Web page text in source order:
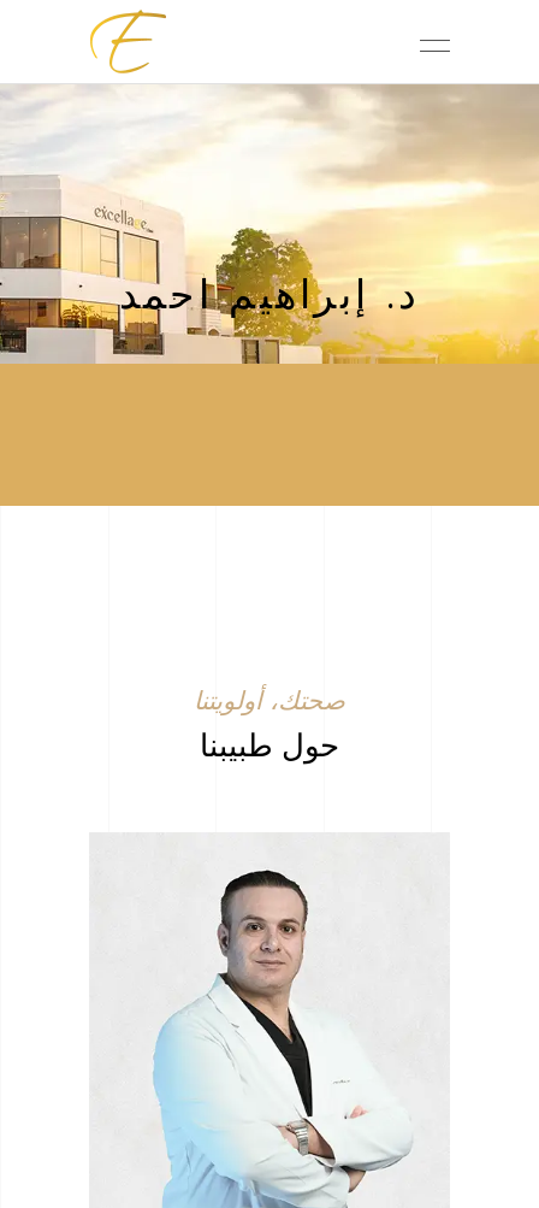
د. إبراهيم احمد
صحتك، أولويتنا
حول طبيبنا